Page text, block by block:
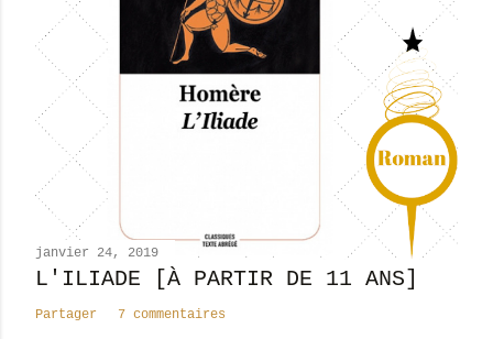
r
c
m
n
t
i
janvier 24, 2019
L'ILIADE [À PARTIR DE 11 ANS]
Partager 7 commentaires